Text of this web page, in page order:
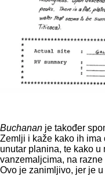
Buchanan je također
Zemlji i kaže kako ih
unutar planina, te kako
vanzemaljcima, na razne
Ovo je zanimljivo, jer je